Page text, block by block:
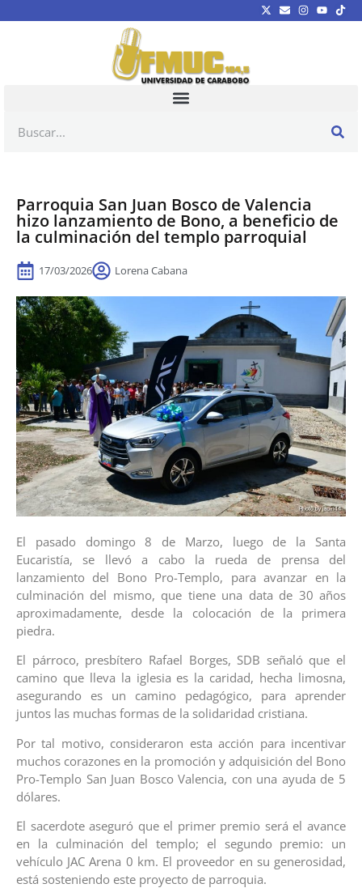
Parroquia San Juan Bosco de Valencia
hizo lanzamiento de Bono, a beneficio de
la culminación del templo parroquial
17/03/2026 Lorena Cabana
El pasado domingo 8 de Marzo, luego de la Santa
Eucaristía, se llevó a cabo la rueda de prensa del
lanzamiento del Bono Pro-Templo, para avanzar en la
culminación del mismo, que tiene una data de 30 años
aproximadamente, desde la colocación de la primera
piedra.
El párroco, presbítero Rafael Borges, SDB señaló que el
camino que lleva la iglesia es la caridad, hecha limosna,
asegurando es un camino pedagógico, para aprender
juntos las muchas formas de la solidaridad cristiana.
Por tal motivo, consideraron esta acción para incentivar
muchos corazones en la promoción y adquisición del Bono
Pro-Templo San Juan Bosco Valencia, con una ayuda de 5
dólares.
El sacerdote aseguró que el primer premio será el avance
en la culminación del templo; el segundo premio: un
vehículo JAC Arena 0 km. El proveedor en su generosidad,
está sosteniendo este proyecto de parroquia.